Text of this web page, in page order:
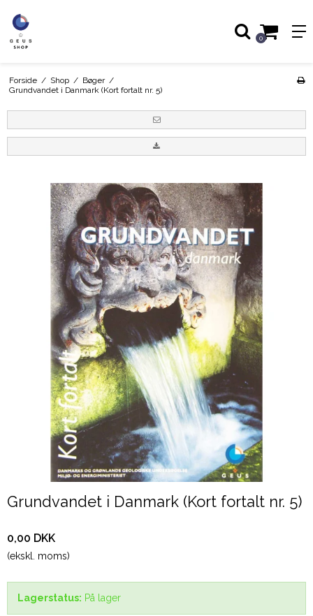
0
Forside / Shop / Bøger /
Grundvandet i Danmark (Kort fortalt nr. 5)
Grundvandet i Danmark (Kort fortalt nr. 5)
0,00 DKK
(ekskl. moms)
Lagerstatus: På lager